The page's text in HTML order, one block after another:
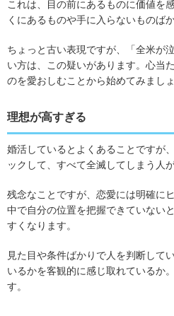
これは、目の前にあるものに価値を
くにあるものや手に入らないものば
ちょっと古い表現ですが、「全米が
い方は、この疑いがあります。心当
のを愛おしむことから始めてみましょ
理想が高すぎる
婚活しているとよくあることですが
ックして、すべて全滅してしまう人が
残念なことですが、恋愛には明確に
中で自分の位置を把握できていない
すくなります。
見た目や条件ばかりで人を判断して
いるかを客観的に感じ取れているか
す。